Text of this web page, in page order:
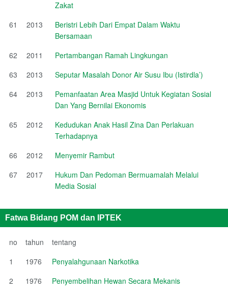
Zakat
61
2013
Beristri Lebih Dari Empat Dalam Waktu
Bersamaan
62
2011
Pertambangan Ramah Lingkungan
63
2013
Seputar Masalah Donor Air Susu Ibu (Istirdla’)
64
2013
Pemanfaatan Area Masjid Untuk Kegiatan Sosial
Dan Yang Bernilai Ekonomis
65
2012
Kedudukan Anak Hasil Zina Dan Perlakuan
Terhadapnya
66
2012
Menyemir Rambut
67
2017
Hukum Dan Pedoman Bermuamalah Melalui
Media Sosial
Fatwa Bidang POM dan IPTEK
no tahun
tentang
1
1976
Penyalahgunaan Narkotika
2
1976
Penyembelihan Hewan Secara Mekanis